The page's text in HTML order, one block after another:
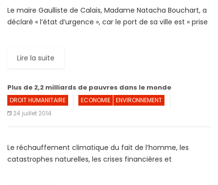
Le maire Gaulliste de Calais, Madame Natacha Bouchart, a
déclaré « l’état d’urgence », car le port de sa ville est « prise
Lire la suite
Plus de 2,2 milliards de pauvres dans le monde
DROIT HUMANITAIRE ECONOMIE
ENVIRONNEMENT
24 juillet 2014
Le réchauffement climatique du fait de l’homme, les
catastrophes naturelles, les crises financières et